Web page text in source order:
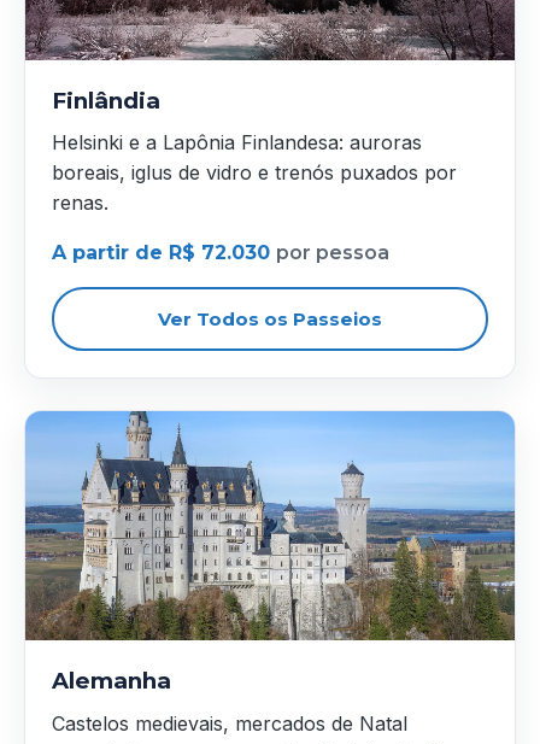
Finlândia
Helsinki e a Lapônia Finlandesa: auroras
boreais, iglus de vidro e trenós puxados por
renas.
A partir de R$ 72.030 por pessoa
Ver Todos os Passeios
Alemanha
Castelos medievais, mercados de Natal